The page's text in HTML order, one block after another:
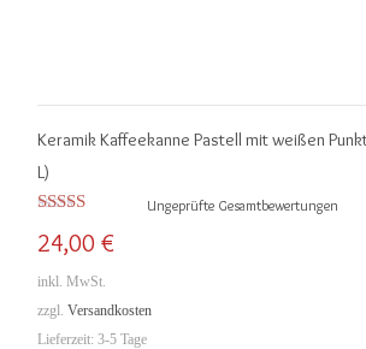
Keramik Kaffeekanne Pastell mit weißen
L)
5.00von 5
Ungeprüfte Gesamtbewertungen
24,00 €
inkl. MwSt.
zzgl. Versandkosten
Lieferzeit: 3-5 Tage